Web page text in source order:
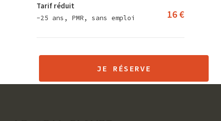
Tarif réduit
-25 ans, PMR, sans emploi 16 €
JE RÉSERVE